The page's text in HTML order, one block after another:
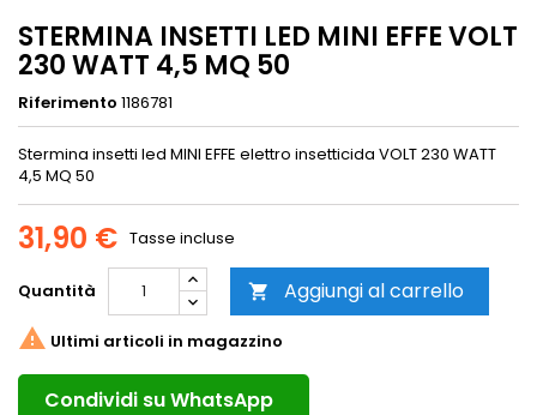
STERMINA INSETTI LED MINI EFFE VOLT
230 WATT 4,5 MQ 50
Riferimento 1186781
Stermina insetti led MINI EFFE elettro insetticida VOLT 230 WATT
4,5 MQ 50
31,90 € Tasse incluse
Quantità  Aggiungi al carrello
 Ultimi articoli in magazzino
Condividi su WhatsApp